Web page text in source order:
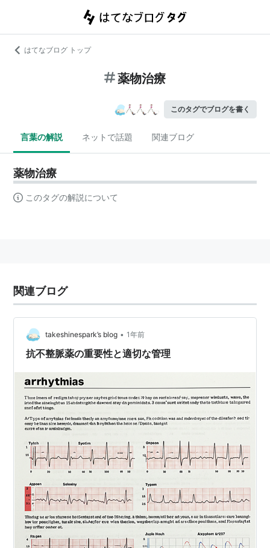
はてなブログ トップ
薬物治療
このタグでブログを書く
言葉の解説 ネットで話題 関連ブログ
薬物治療
このタグの解説について
関連ブログ
takeshinespark’s blog • 1年前
抗不整脈薬の重要性と適切な管理